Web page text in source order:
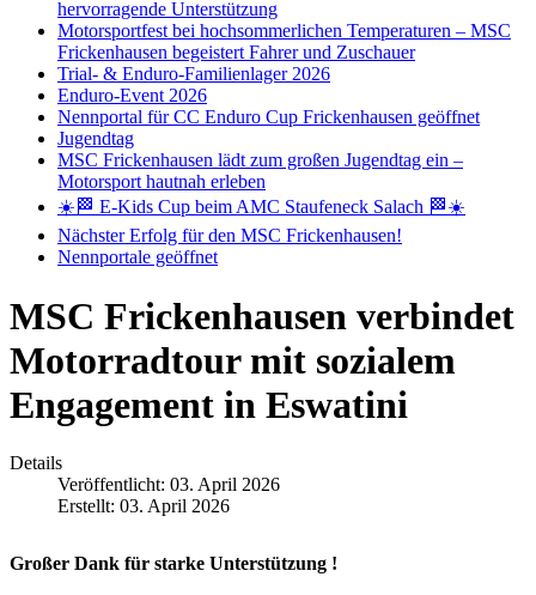
hervorragende Unterstützung
Motorsportfest bei hochsommerlichen Temperaturen – MSC
Frickenhausen begeistert Fahrer und Zuschauer
Trial- & Enduro-Familienlager 2026
Enduro-Event 2026
Nennportal für CC Enduro Cup Frickenhausen geöffnet
Jugendtag
MSC Frickenhausen lädt zum großen Jugendtag ein –
Motorsport hautnah erleben
☀️🏁 E-Kids Cup beim AMC Staufeneck Salach 🏁☀️
Nächster Erfolg für den MSC Frickenhausen!
Nennportale geöffnet
MSC Frickenhausen verbindet
Motorradtour mit sozialem
Engagement in Eswatini
Details
Veröffentlicht: 03. April 2026
Erstellt: 03. April 2026
Großer Dank für starke Unterstützung !